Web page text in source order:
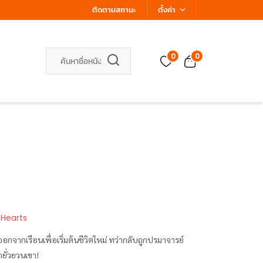
ติดตามสถานะ ตั้งค่า
0 0
Hearts
กจากเรือนเพื่อเริ่มต้นชีวิตใหม่ ทว่ากลับถูกปรมาจารย์
วยวนเขา!